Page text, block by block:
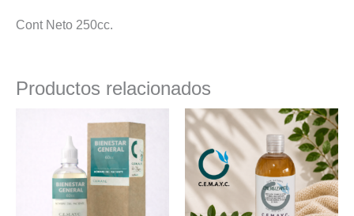
Cont Neto 250cc.
Productos relacionados